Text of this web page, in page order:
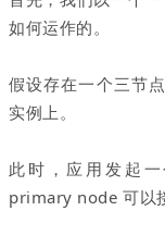
如何运作的。
假设存在一个三节
实例上。
此时，应用发起
primary node 可以